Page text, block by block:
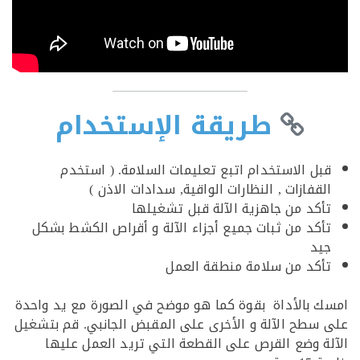
طريقة الإستخدام
الاستخدام اتبع تعليمات السلامة. ( استخدم
, النظارات الواقية, سدادات الاذن )
من جاهزية الآلة قبل تشغيلها
من ثبات جميع أجزاء الآلة و أقراص الكشط بشكل
من سلامة منطقة العمل
بالأداة بقوة كما هو موضح في الصورة مع يد واحدة
الآلة و الأخرى على المقبض الجانبي. قم بتشغيل
وضع القرص على القطعة التي تريد العمل عليها